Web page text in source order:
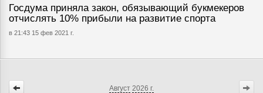
Госдума приняла закон, обязывающий букмекеров
отчислять 10% прибыли на развитие спорта
в 21:43 15 фев 2021 г.
Август 2026 г.